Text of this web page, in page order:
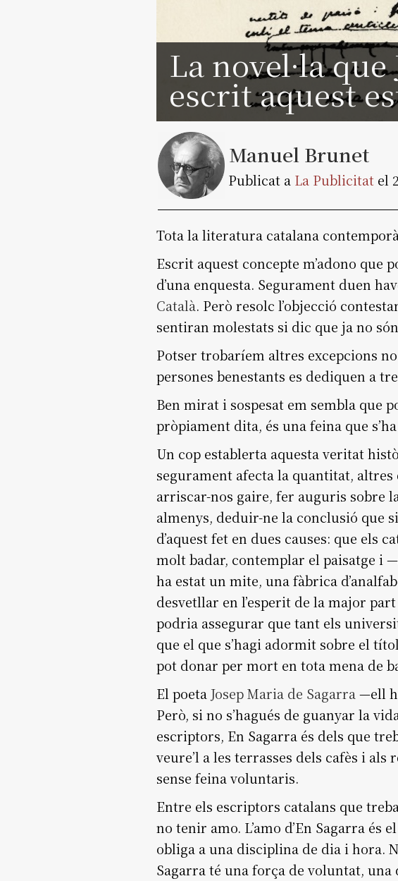
La novel·la
escrit aquest
Manuel Brunet
Publicat a La Publicitat el
Tota la literatura catalana
Escrit aquest concepte m’adono que
d’una enquesta. Segurament duen
Català. Però resolc l’objecció
sentiran molestats si dic que ja no
Potser trobaríem altres excepcions
persones benestants es dediquen a
Ben mirat i sospesat em sembla que
pròpiament dita, és una feina que
Un cop establerta aquesta veritat
segurament afecta la quantitat,
arriscar-nos gaire, fer auguris sobre
almenys, deduir-ne la conclusió que
d’aquest fet en dues causes: que els
molt badar, contemplar el paisatge i
ha estat un mite, una fàbrica
desvetllar en l’esperit de la major
podria assegurar que tant els
que el que s’hagi adormit sobre el
pot donar per mort en tota mena de
El poeta Josep Maria de Sagarra —ell
Però, si no s’hagués de guanyar la
escriptors, En Sagarra és dels que
veure’l a les terrasses dels cafès i
sense feina voluntaris.
Entre els escriptors catalans que
no tenir amo. L’amo d’En Sagarra
obliga a una disciplina de dia i hora.
Sagarra té una força de voluntat,